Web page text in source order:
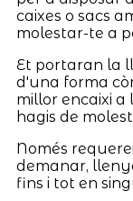
caixes o sacs
molestar-te a
Et portaran la
d'una forma
millor encaixi a
hagis de
Només
demanar,
fins i tot en